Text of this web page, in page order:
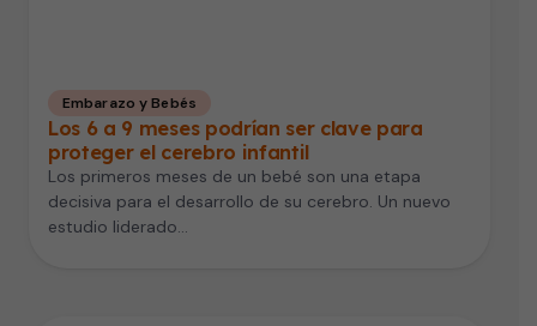
Embarazo y Bebés
Los 6 a 9 meses podrían ser clave para
proteger el cerebro infantil
Los primeros meses de un bebé son una etapa
decisiva para el desarrollo de su cerebro. Un nuevo
estudio liderado…